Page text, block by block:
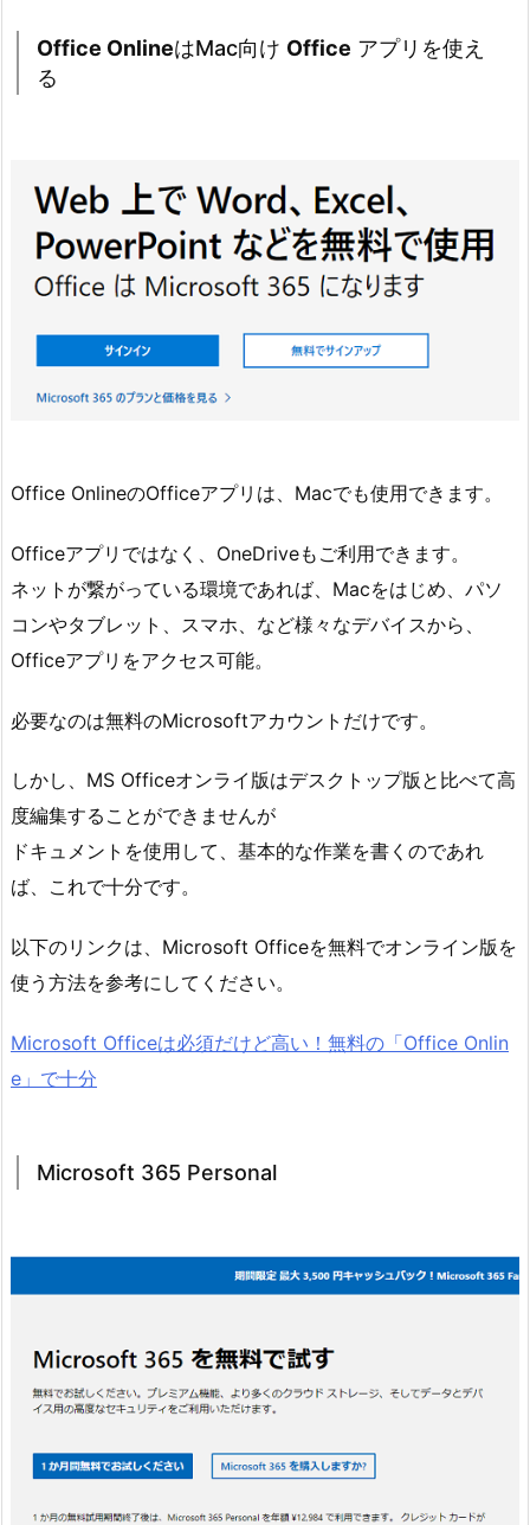
Office OnlineはMac向け Office アプリを使え
る
Office OnlineのOfficeアプリは、Macでも使用できます。
Officeアプリではなく、OneDriveもご利用できます。
ネットが繋がっている環境であれば、Macをはじめ、パソ
コンやタブレット、スマホ、など様々なデバイスから、
Officeアプリをアクセス可能。
必要なのは無料のMicrosoftアカウントだけです。
しかし、MS Officeオンライ版はデスクトップ版と比べて高
度編集することができませんが
ドキュメントを使用して、基本的な作業を書くのであれ
ば、これで十分です。
以下のリンクは、Microsoft Officeを無料でオンライン版を
使う方法を参考にしてください。
Microsoft Officeは必須だけど高い！無料の「Office Onlin
e」で十分
Microsoft 365 Personal